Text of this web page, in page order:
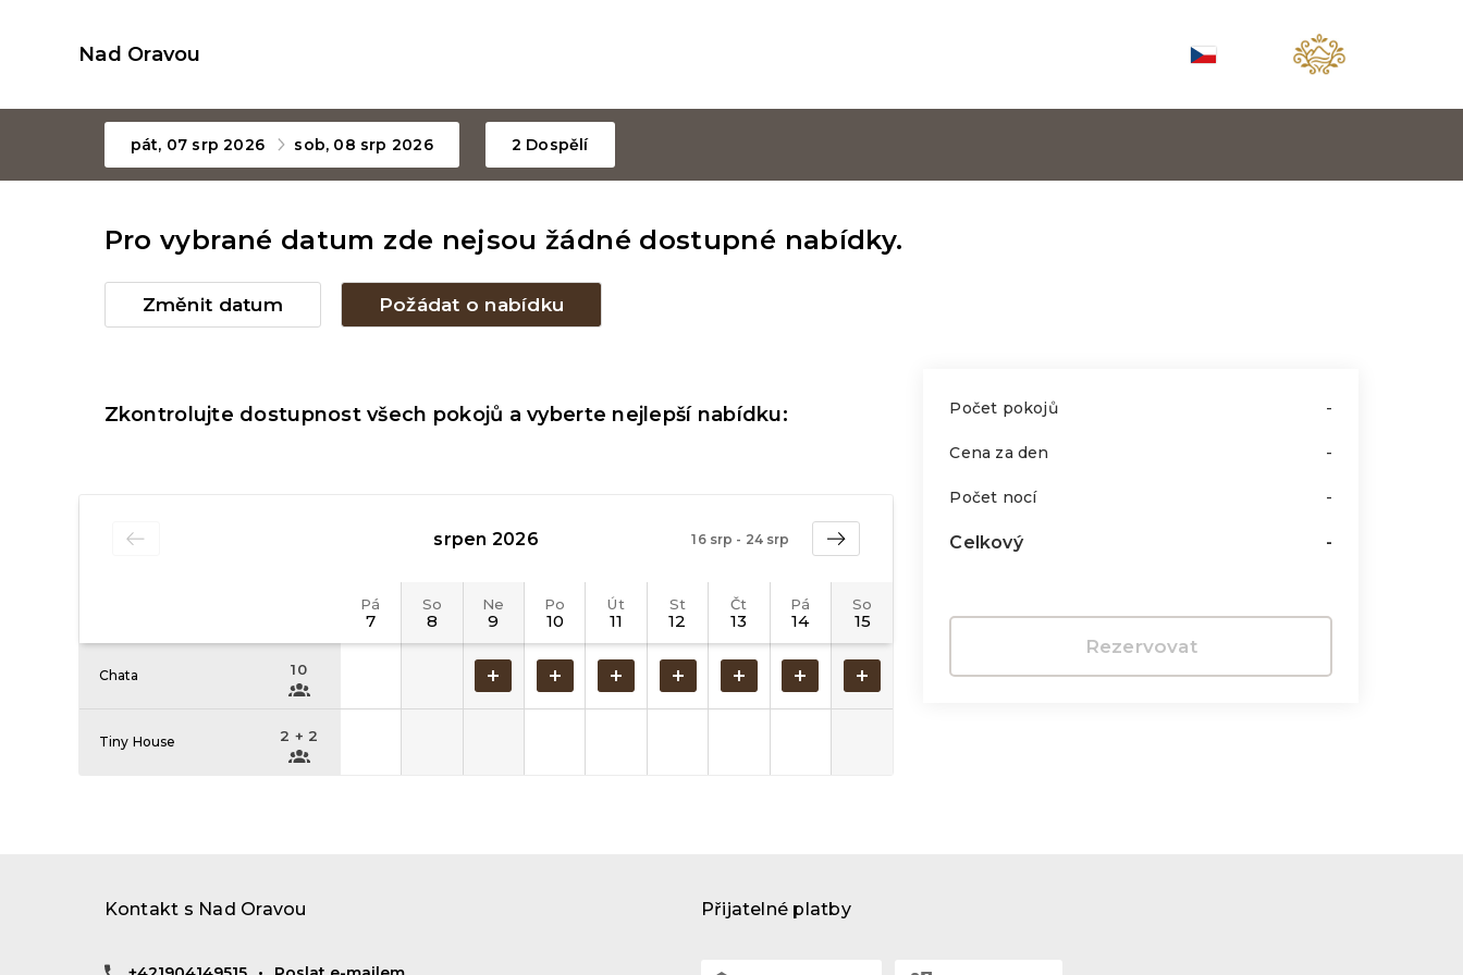
Nad Oravou
pát, 07 srp 2026 sob, 08 srp 2026 2 Dospělí
Pro vybrané datum zde nejsou žádné dostupné nabídky.
Změnit datum Požádat o nabídku
Zkontrolujte dostupnost všech pokojů a vyberte nejlepší nabídku: Počet pokojů -
Cena za den -
Počet nocí -
Celkový -
Rezervovat
Kontakt s Nad Oravou Přijatelné platby